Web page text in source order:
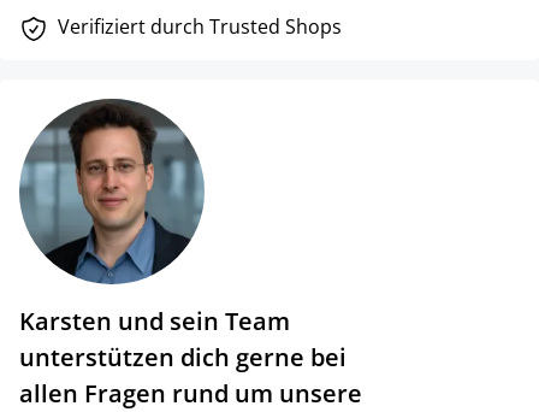
Verifiziert durch Trusted Shops
Karsten und sein Team
unterstützen dich gerne bei
allen Fragen rund um unsere